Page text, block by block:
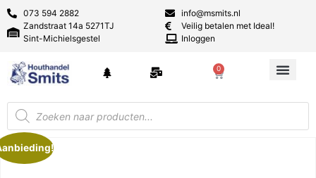
073 594 2882
Zandstraat 14a 5271TJ
Sint-Michielsgestel
info@msmits.nl
Veilig betalen met Ideal!
Inloggen
0